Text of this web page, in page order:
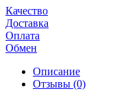
Качество
Доставка
Оплата
Обмен
Описание
Отзывы (0)